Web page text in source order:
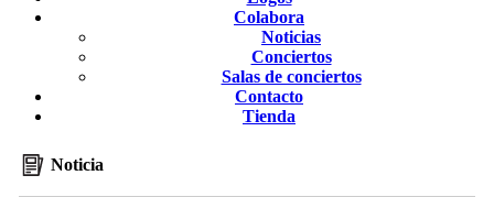
Colabora
Noticias
Conciertos
Salas de conciertos
Contacto
Tienda
Noticia